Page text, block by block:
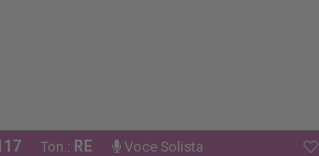
Ton.: RE Voce Solista